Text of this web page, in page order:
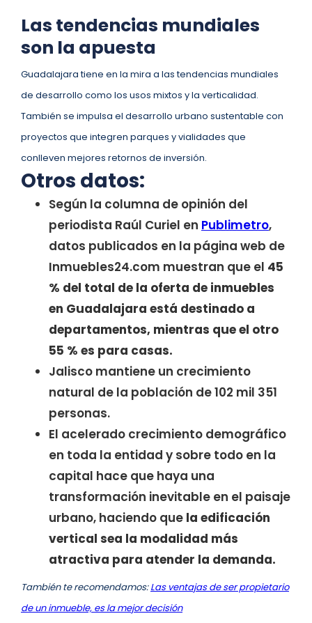
Las tendencias mundiales
son la apuesta
Guadalajara tiene en la mira a las tendencias mundiales
de desarrollo como los usos mixtos y la verticalidad.
También se impulsa el desarrollo urbano sustentable con
proyectos que integren parques y vialidades que
conlleven mejores retornos de inversión.
Otros datos:
Según la columna de opinión del
periodista Raúl Curiel en Publimetro,
datos publicados en la página web de
Inmuebles24.com muestran que el 45
% del total de la oferta de inmuebles
en Guadalajara está destinado a
departamentos, mientras que el otro
55 % es para casas.
Jalisco mantiene un crecimiento
natural de la población de 102 mil 351
personas.
El acelerado crecimiento demográfico
en toda la entidad y sobre todo en la
capital hace que haya una
transformación inevitable en el paisaje
urbano, haciendo que la edificación
vertical sea la modalidad más
atractiva para atender la demanda.
También te recomendamos:Las ventajas de ser propietario
de un inmueble, es la mejor decisión